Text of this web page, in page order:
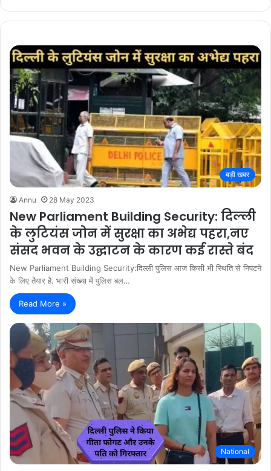
बड़ी खबर
Annu 28 May 2023
New Parliament Building Security: दिल्ली
के लुटियंस जोन में सुरक्षा का अभेद्य पहरा,नए
संसद भवन के उद्घाटन के कारण कई रास्ते बंद
New Parliament Building Security:दिल्ली पुलिस आज किसी भी स्थिति से निपटने
के लिए तैयार है. भारी संख्या में पुलिस बल…
Read More »
National